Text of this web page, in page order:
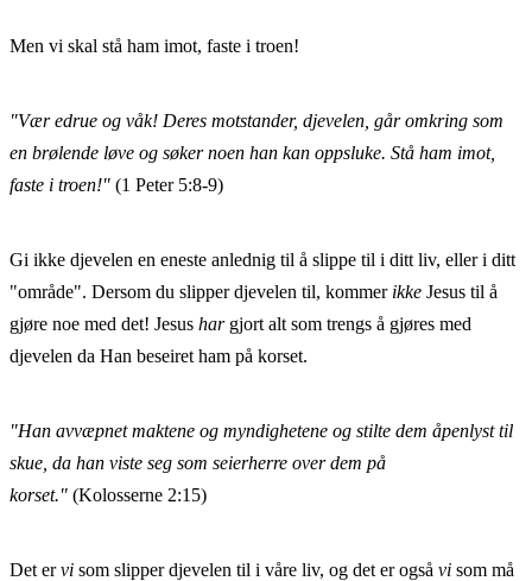
Men vi skal stå ham imot, faste i troen!
"Vær edrue og våk! Deres motstander, djevelen, går omkring som
en brølende løve og søker noen han kan oppsluke. Stå ham imot,
faste i troen!" (1 Peter 5:8-9)
Gi ikke djevelen en eneste anlednig til å slippe til i ditt liv, eller i ditt
"område". Dersom du slipper djevelen til, kommer ikke Jesus til å
gjøre noe med det! Jesus hargjort alt som trengs å gjøres med
djevelen da Han beseiret ham på korset.
"Han avvæpnet maktene og myndighetene og stilte dem åpenlyst til
skue, da han viste seg som seierherre over dem på
korset." (Kolosserne 2:15)
Det ervi som slipper djevelen til i våre liv, og det er også vi som må